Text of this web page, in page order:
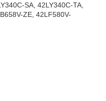
SA, 42LY340C-TA,
ZE, 42LF580V-